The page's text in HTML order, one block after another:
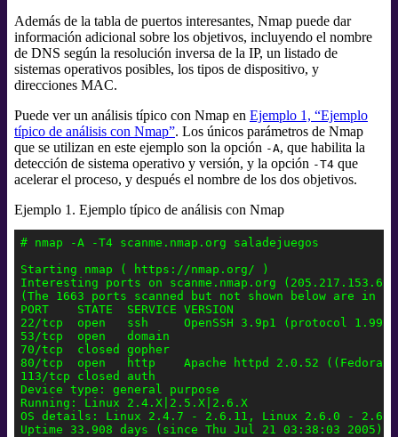
Además de la tabla de puertos interesantes, Nmap puede dar
información adicional sobre los objetivos, incluyendo el nombre
de DNS según la resolución inversa de la IP, un listado de
sistemas operativos posibles, los tipos de dispositivo, y
direcciones MAC.
Puede ver un análisis típico con Nmap en Ejemplo 1, “Ejemplo
típico de análisis con Nmap”. Los únicos parámetros de Nmap
que se utilizan en este ejemplo son la opción -A, que habilita la
detección de sistema operativo y versión, y la opción -T4 que
acelerar el proceso, y después el nombre de los dos objetivos.
Ejemplo 1. Ejemplo típico de análisis con Nmap
# nmap -A -T4 scanme.nmap.org saladejuegos
Starting nmap ( https://nmap.org/ )
Interesting ports on scanme.nmap.org
(The 1663 ports scanned but not shown below are
PORT    STATE  SERVICE VERSION
22/tcp  open   ssh     OpenSSH 3.9p1 (protocol 1.99)
53/tcp  open   domain
70/tcp  closed gopher
80/tcp  open   http    Apache httpd 2.0.52 ((Fedora))
113/tcp closed auth
Device type: general purpose
Running: Linux 2.4.X|2.5.X|2.6.X
OS details: Linux 2.4.7 - 2.6.11, Linux 2.6.0 -
Uptime 33.908 days (since Thu Jul 21 03:38:03 2005)